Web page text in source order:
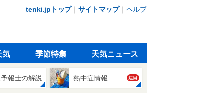
tenki.jpトップ｜ サイトマップ｜ ヘルプ
気 季節特集 天気ニュース
報士の解説 熱中症情報 注目